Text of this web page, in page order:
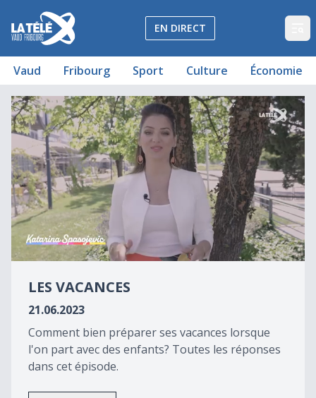
La Télé - Télévision régionale Vaud et Fribourg
EN DIRECT
Vaud Fribourg Sport Culture Économie
Les vacances
seconds
LES VACANCES
21.06.2023
Comment bien préparer ses vacances lorsque
l'on part avec des enfants? Toutes les réponses
dans cet épisode.